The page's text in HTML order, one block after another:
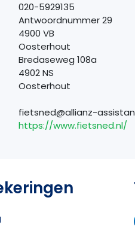
020-5929135
Antwoordnummer 29
4900 VB
Oosterhout
Bredaseweg 108a
4902 NS
Oosterhout
fietsned@allianz-
https://www.fietsned.nl/